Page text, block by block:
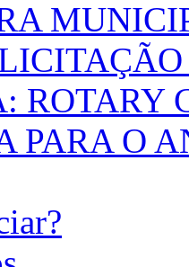
ROTARY
PARA O